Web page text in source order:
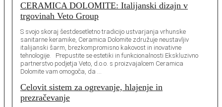
CERAMICA DOLOMITE: Italijanski dizajn v
trgovinah Veto Group
S svojo skoraj šestdesetletno tradicijo ustvarjanja vrhunske
sanitarne keramike, Ceramica Dolomite združuje neustavljiv
italijanski šarm, brezkompromisno kakovost in inovativne
tehnologije. Prepustite se estetiki in funkcionalnosti Ekskluzivno
partnerstvo podjetja Veto, d.o.o. s proizvajalcem Ceramica
Dolomite vam omogoča, da …
Celovit sistem za ogrevanje, hlajenje in
prezračevanje